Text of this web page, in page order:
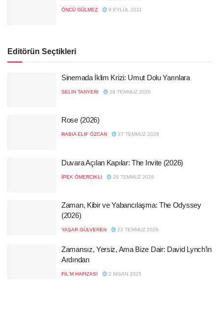
ÖNCÜ GÜLMEZ 9 EYLÜL 2011
Editörün Seçtikleri
Sinemada İklim Krizi: Umut Dolu Yarınlara
SELIN TANYERI 29 TEMMUZ 2026
Rose (2026)
RABIA ELIF ÖZCAN 27 TEMMUZ 2026
Duvara Açılan Kapılar: The Invite (2026)
İPEK ÖMERCIKLI 26 TEMMUZ 2026
Zaman, Kibir ve Yabancılaşma: The Odyssey
(2026)
YAŞAR GÜLVEREN 23 TEMMUZ 2026
Zamansız, Yersiz, Ama Bize Dair: David Lynch’in
Ardından
FIL'M HAFIZASI 2 NISAN 2025